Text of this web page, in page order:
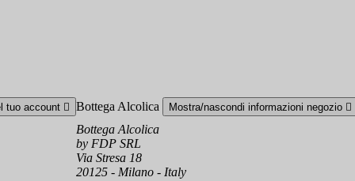
tuo account  Bottega Alcolica Mostra/nascondi informazioni negozio 
Bottega Alcolica
by FDP SRL
Via Stresa 18
20125 - Milano - Italy